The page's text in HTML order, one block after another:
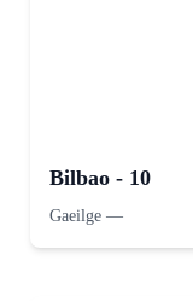
Bilbao - 10
Gaeilge —